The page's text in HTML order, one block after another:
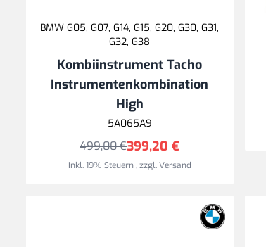
BMW G05, G07, G14, G15, G20, G30, G31,
G32, G38
Kombiinstrument Tacho
Instrumentenkombination
High
5A065A9
399,20 €
499,00 €
Inkl. 19% Steuern,zzgl.Versand